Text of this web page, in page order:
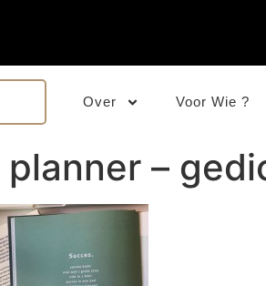
Over Voor Wie ?
planner –